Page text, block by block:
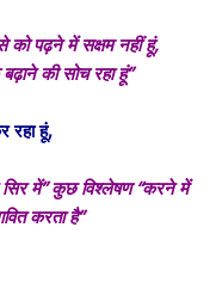
को पढ़ने में सक्षम नहीं हूं,
की सोच रहा हूं”
रहा हूं,
में” कुछ विश्लेषण “करने में
करता है”